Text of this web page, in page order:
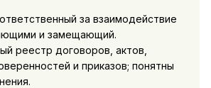
за взаимодействие
и замещающий.
реестр договоров, актов,
и приказов; понятны